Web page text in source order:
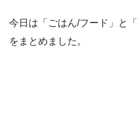
今日は「ごはん/フード」と
をまとめました。